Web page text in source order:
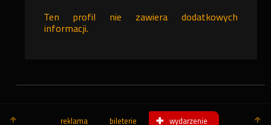
Ten profil nie zawiera dodatkowych
informacji.
reklama bileterie wydarzenie